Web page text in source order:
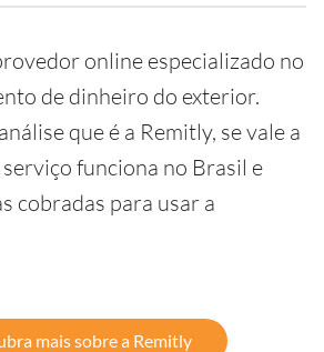
online especializado no
de dinheiro do exterior.
que é a Remitly, se vale a
serviço funciona no Brasil e
cobradas para usar a
mais sobre a Remitly